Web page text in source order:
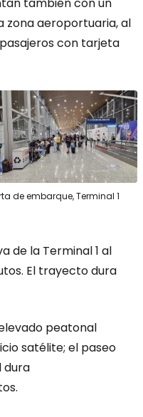
zona aeroportuaria, al
con tarjeta
de embarque, Terminal 1
de la Terminal 1 al
El trayecto dura
peatonal
satélite; el paseo
dura